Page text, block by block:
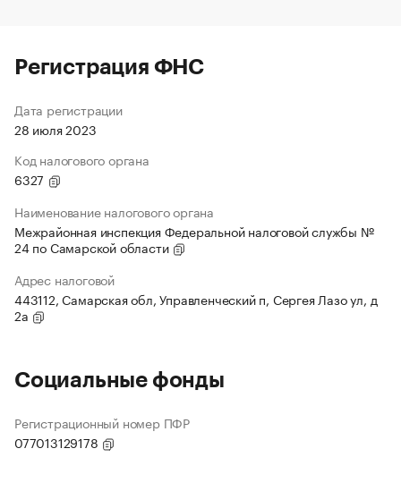
Регистрация ФНС
Дата регистрации
28 июля 2023
Код налогового органа
6327
Наименование налогового органа
Межрайонная инспекция Федеральной налоговой службы №
24 по Самарской области
Адрес налоговой
443112, Самарская обл, Управленческий п, Сергея Лазо ул, д
2а
Социальные фонды
Регистрационный номер ПФР
077013129178